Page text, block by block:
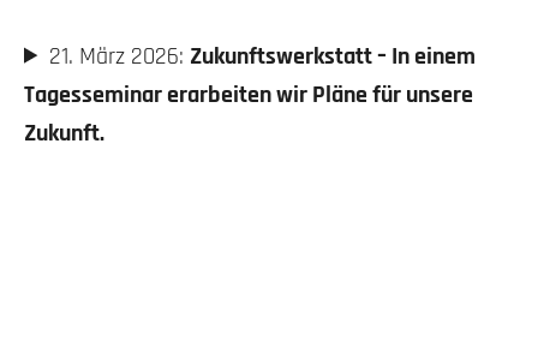
21. März 2026: Zukunftswerkstatt – In einem
Tagesseminar erarbeiten wir Pläne für unsere
Zukunft.